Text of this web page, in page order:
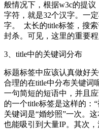
般情况下，根据w3c的提议
字符，就是32个汉字。一
字。 太长的title标签，搜
封杀。可见，这里的重要程
3、title中的关键词分布
标题标签中应该认真做好
合理的在title中分布关键词
一句简短的短语中，并且
的一个title标签是这样的：
关键词是“婚纱照”一次。
也能吸引到大量IP。其次